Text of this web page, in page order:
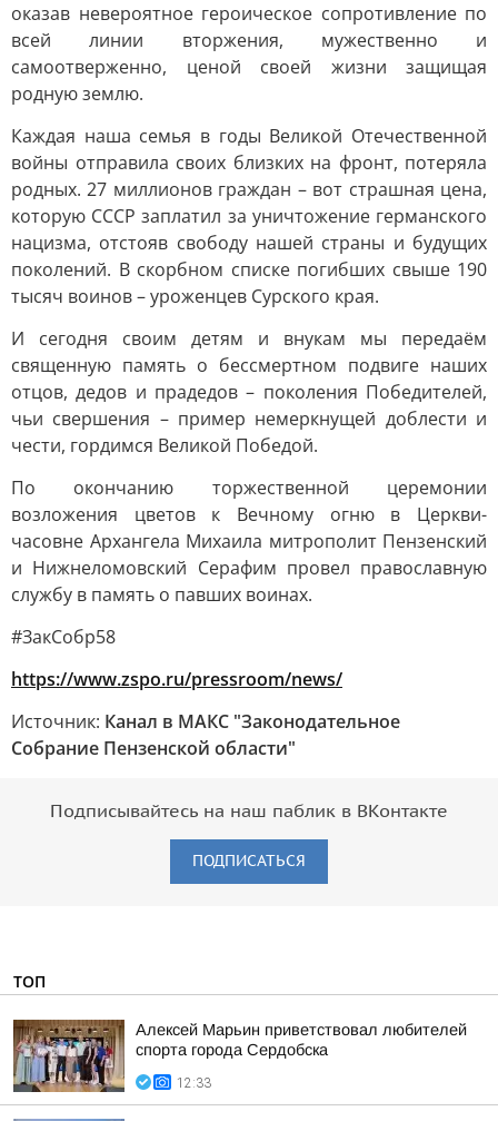
оказав невероятное героическое сопротивление по
всей линии вторжения, мужественно и
самоотверженно, ценой своей жизни защищая
родную землю.
Каждая наша семья в годы Великой Отечественной
войны отправила своих близких на фронт, потеряла
родных. 27 миллионов граждан – вот страшная цена,
которую СССР заплатил за уничтожение германского
нацизма, отстояв свободу нашей страны и будущих
поколений. В скорбном списке погибших свыше 190
тысяч воинов – уроженцев Сурского края.
И сегодня своим детям и внукам мы передаём
священную память о бессмертном подвиге наших
отцов, дедов и прадедов – поколения Победителей,
чьи свершения – пример немеркнущей доблести и
чести, гордимся Великой Победой.
По окончанию торжественной церемонии
возложения цветов к Вечному огню в Церкви-
часовне Архангела Михаила митрополит Пензенский
и Нижнеломовский Серафим провел православную
службу в память о павших воинах.
#ЗакСобр58
https://www.zspo.ru/pressroom/news/
Источник: Канал в МАКС "Законодательное
Собрание Пензенской области"
Подписывайтесь на наш паблик в ВКонтакте
ПОДПИСАТЬСЯ
ТОП
Алексей Марьин приветствовал любителей
спорта города Сердобска
12:33